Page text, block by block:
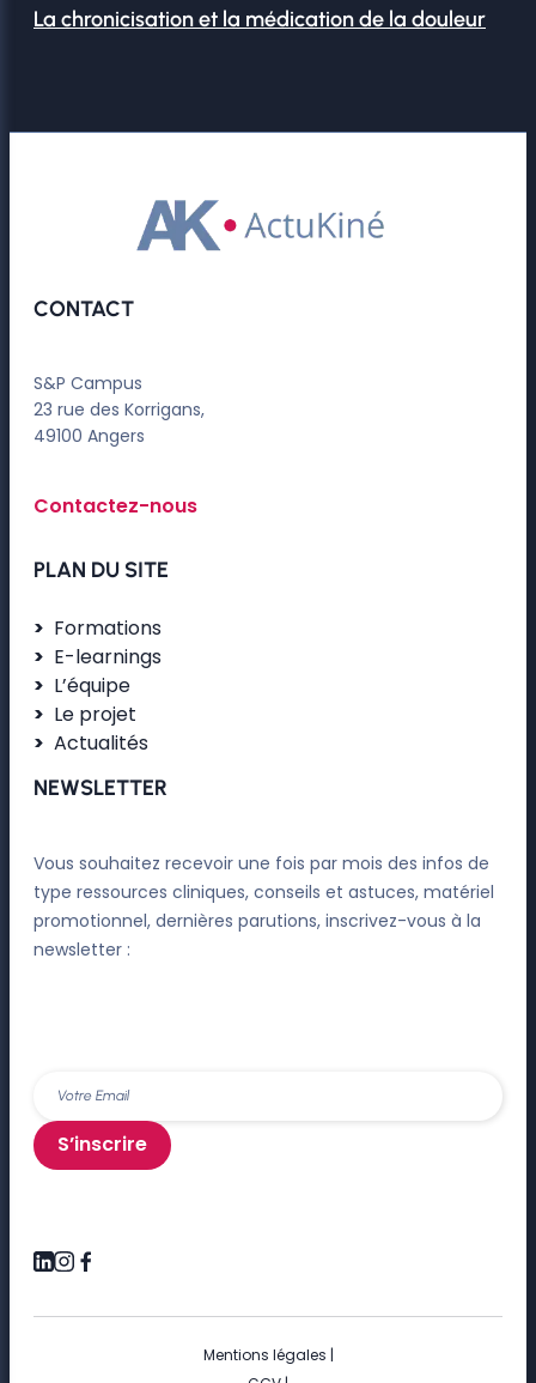
La chronicisation et la médication de la douleur
CONTACT
S&P Campus
23 rue des Korrigans,
49100 Angers
Contactez-nous
PLAN DU SITE
Formations
E-learnings
L’équipe
Le projet
Actualités
NEWSLETTER
Vous souhaitez recevoir une fois par mois des infos de
type ressources cliniques, conseils et astuces, matériel
promotionnel, dernières parutions, inscrivez-vous à la
newsletter :
S’inscrire
Mentions légales |